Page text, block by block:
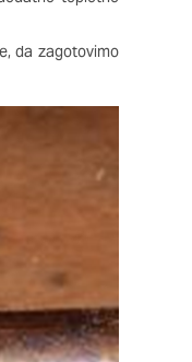
da zagotovimo
blokira te piškotke ali
delovanja
in
zbirajo, so združeni
spletno mesto.
lahko uporabljajo za